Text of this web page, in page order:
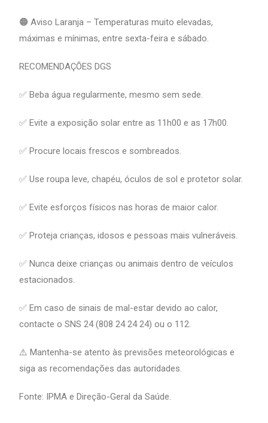
🟠 Aviso Laranja – Temperaturas muito elevadas,
máximas e mínimas, entre sexta-feira e sábado.
RECOMENDAÇÕES DGS
✅ Beba água regularmente, mesmo sem sede.
✅ Evite a exposição solar entre as 11h00 e as 17h00.
✅ Procure locais frescos e sombreados.
✅ Use roupa leve, chapéu, óculos de sol e protetor solar.
✅ Evite esforços físicos nas horas de maior calor.
✅ Proteja crianças, idosos e pessoas mais vulneráveis.
✅ Nunca deixe crianças ou animais dentro de veículos
estacionados.
✅ Em caso de sinais de mal-estar devido ao calor,
contacte o SNS 24 (808 24 24 24) ou o 112.
⚠️ Mantenha-se atento às previsões meteorológicas e
siga as recomendações das autoridades.
Fonte: IPMA e Direção-Geral da Saúde.